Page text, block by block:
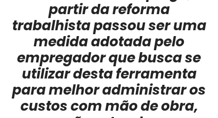
partir da reforma
trabalhista passou ser uma
medida adotada pelo
empregador que busca se
utilizar desta ferramenta
para melhor administrar os
custos com mão de obra,